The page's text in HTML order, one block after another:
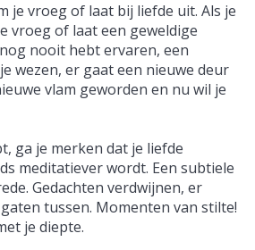
je vroeg of laat bij liefde uit. Als je
vroeg of laat een geweldige
nooit hebt ervaren, een
wezen, er gaat een nieuwe deur
vlam geworden en nu wil je
ga je merken dat je liefde
meditatiever wordt. Een subtiele
Gedachten verdwijnen, er
tussen. Momenten van stilte!
je diepte.